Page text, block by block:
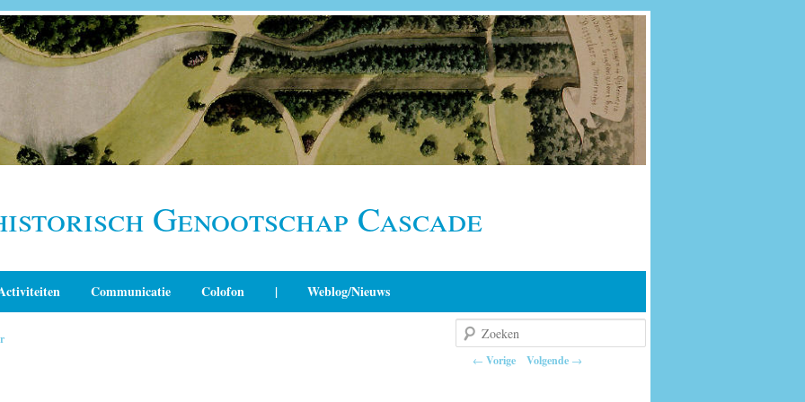
Genootschap Cascade
Communicatie Colofon | Weblog/Nieuws
Berichtnavigatie
← Vorige Volgende →